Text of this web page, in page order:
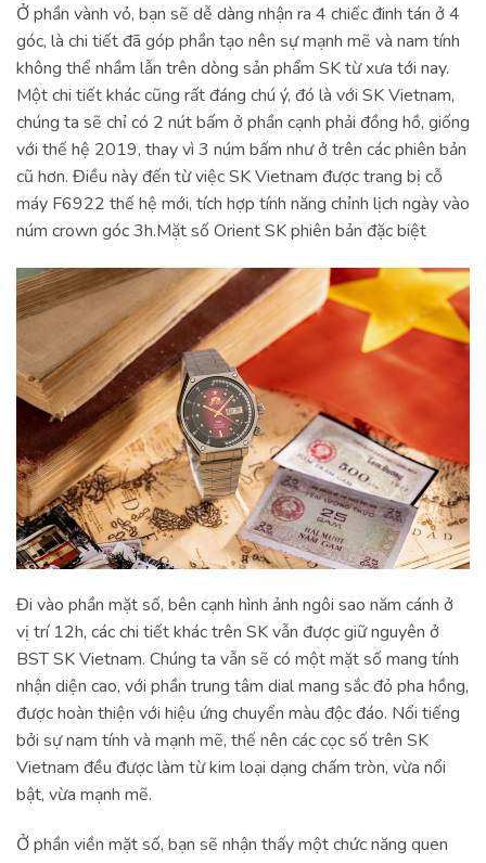
Ở phần vành vỏ, bạn sẽ dễ dàng nhận ra 4 chiếc đinh tán ở 4
góc, là chi tiết đã góp phần tạo nên sự mạnh mẽ và nam tính
không thể nhầm lẫn trên dòng sản phẩm SK từ xưa tới nay.
Một chi tiết khác cũng rất đáng chú ý, đó là với SK Vietnam,
chúng ta sẽ chỉ có 2 nút bấm ở phần cạnh phải đồng hồ, giống
với thế hệ 2019, thay vì 3 núm bấm như ở trên các phiên bản
cũ hơn. Điều này đến từ việc SK Vietnam được trang bị cỗ
máy F6922 thế hệ mới, tích hợp tính năng chỉnh lịch ngày vào
núm crown góc 3h.Mặt số Orient SK phiên bản đặc biệt
Đi vào phần mặt số, bên cạnh hình ảnh ngôi sao năm cánh ở
vị trí 12h, các chi tiết khác trên SK vẫn được giữ nguyên ở
BST SK Vietnam. Chúng ta vẫn sẽ có một mặt số mang tính
nhận diện cao, với phần trung tâm dial mang sắc đỏ pha hồng,
được hoàn thiện với hiệu ứng chuyển màu độc đáo. Nổi tiếng
bởi sự nam tính và mạnh mẽ, thế nên các cọc số trên SK
Vietnam đều được làm từ kim loại dạng chấm tròn, vừa nổi
bật, vừa mạnh mẽ.
Ở phần viền mặt số, bạn sẽ nhận thấy một chức năng quen